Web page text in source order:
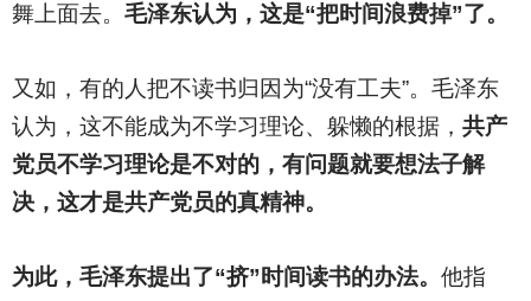
舞上面去。 毛泽东认为，这是“把时间浪费掉”了。
又如，有的人把不读书归因为“没有工夫”。毛泽东
认为，这不能成为不学习理论、躲懒的根据， 共产
党员不学习理论是不对的，有问题就要想法子解
决，这才是共产党员的真精神。
为此，毛泽东提出了“挤”时间读书的办法。 他指